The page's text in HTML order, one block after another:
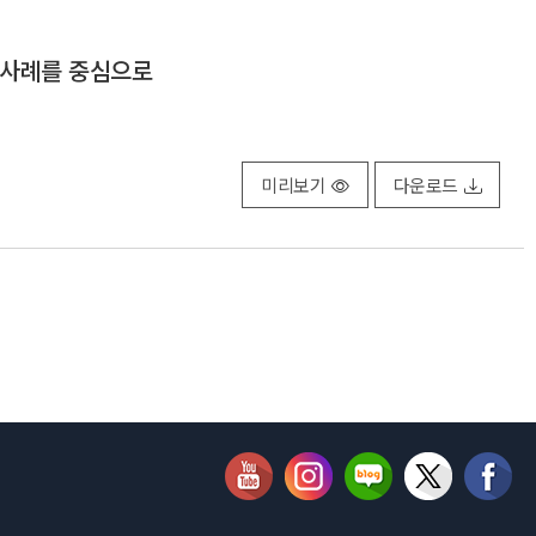
례를 중심으로
미리보기 다운로드